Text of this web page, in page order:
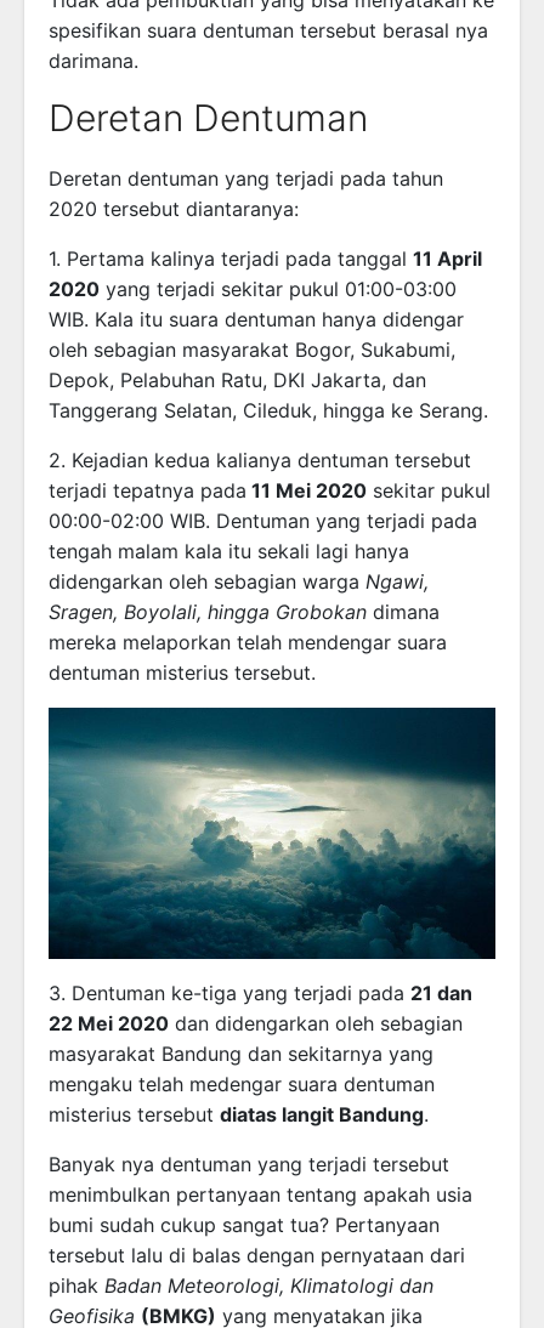
spesifikan suara dentuman tersebut berasal nya
darimana.
Deretan Dentuman
Deretan dentuman yang terjadi pada tahun
2020 tersebut diantaranya:
1. Pertama kalinya terjadi pada tanggal 11 April
2020 yang terjadi sekitar pukul 01:00-03:00
WIB. Kala itu suara dentuman hanya didengar
oleh sebagian masyarakat Bogor, Sukabumi,
Depok, Pelabuhan Ratu, DKI Jakarta, dan
Tanggerang Selatan, Cileduk, hingga ke Serang.
2. Kejadian kedua kalianya dentuman tersebut
terjadi tepatnya pada 11 Mei 2020 sekitar pukul
00:00-02:00 WIB. Dentuman yang terjadi pada
tengah malam kala itu sekali lagi hanya
didengarkan oleh sebagian warga Ngawi,
Sragen, Boyolali, hingga Grobokan dimana
mereka melaporkan telah mendengar suara
dentuman misterius tersebut.
3. Dentuman ke-tiga yang terjadi pada 21 dan
22 Mei 2020 dan didengarkan oleh sebagian
masyarakat Bandung dan sekitarnya yang
mengaku telah medengar suara dentuman
misterius tersebut diatas langit Bandung.
Banyak nya dentuman yang terjadi tersebut
menimbulkan pertanyaan tentang apakah usia
bumi sudah cukup sangat tua? Pertanyaan
tersebut lalu di balas dengan pernyataan dari
pihak Badan Meteorologi, Klimatologi dan
Geofisika (BMKG) yang menyatakan jika